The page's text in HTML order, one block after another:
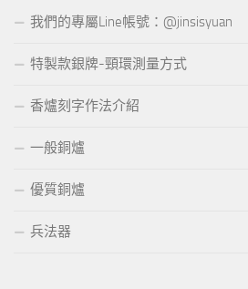
我們的專屬Line帳號：@jinsisyuan
特製款銀牌-頸環測量方式
香爐刻字作法介紹
一般銅爐
優質銅爐
兵法器